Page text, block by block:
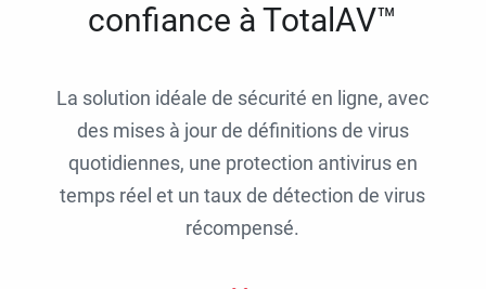
confiance à TotalAV™
La solution idéale de sécurité en ligne, avec
des mises à jour de définitions de virus
quotidiennes, une protection antivirus en
temps réel et un taux de détection de virus
récompensé.